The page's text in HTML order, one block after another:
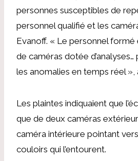
personnes susceptibles de
personnel qualifié et les
Evanoff. « Le personnel formé
de caméras dotée
les anomalies en temps réel »,
Les plaintes indiquaient que
que de deux caméras
caméra intérieure pointant
couloirs qui l’entourent.